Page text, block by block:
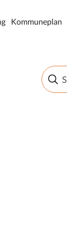
Kommuneplan